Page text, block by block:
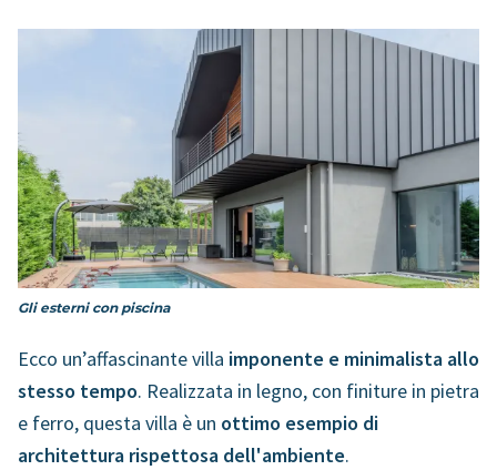
Gli esterni con piscina
Ecco un’affascinante villa imponente e minimalista allo
stesso tempo. Realizzata in legno, con finiture in pietra
e ferro, questa villa è un ottimo esempio di
architettura rispettosa dell'ambiente.